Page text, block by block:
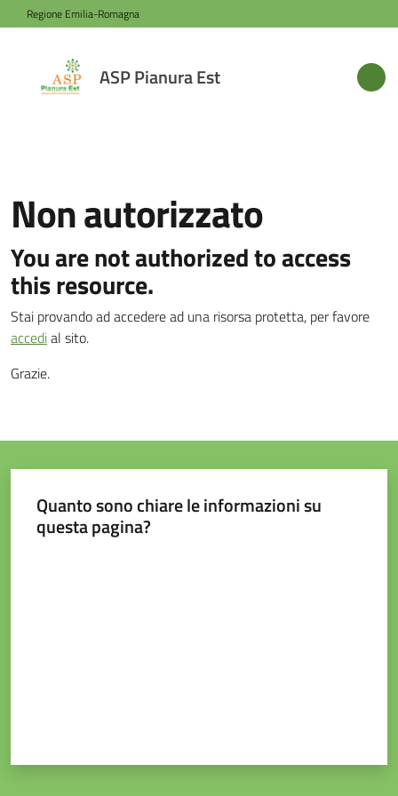
Vai al contenuto
Vai alla navigazione
Vai al footer
Regione Emilia-Romagna
ASP Pianura Est
ASP
Pianura
Novità
Servizi
Sede
Sostenere
l'ASP
Non autorizzato
You are not authorized to access
this resource.
Stai provando ad accedere ad una risorsa protetta, per favore
accedial sito.
Grazie.
Quanto sono chiare le informazioni su
questa pagina?